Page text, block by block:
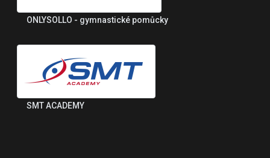
ONLYSOLLO - gymnastické pomůcky
SMT ACADEMY